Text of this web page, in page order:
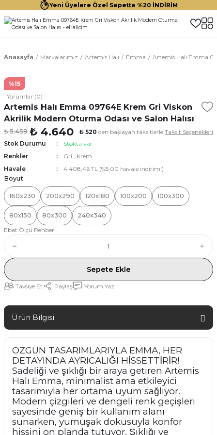
Yeni Üyelere Özel Sepette %20 İNDİRİM
Anasayfa Markalarımız Artemis Halı Emma Artemis Halı Emma
%15
Yorumlar (0)
Artemis Halı Emma 09764E Krem Gri Viskon
Akrilik Modern Oturma Odası ve Salon Halısı
₺ 5.459 ₺ 4.640 ₺ 520 den başlayan taksitlerle!Taksit Seçenekleri
Stok Durumu
Stokta var
Renkler
Gri , Krem
Havale
4.408,46 TL (%5,00 havale indirimi)
Boyut
160x230 200x290 120x180 100x200 100x300
80x150 80x300
240x340
Ebat Ölçü Rehberi
Sepete Ekle
Tavsiye Et Paylaş Yorum Yaz
Ürün Bilgisi
ÖZGÜN TASARIMLARIYLA EMMA, HER
DETAYINDA AYRICALIĞI HİSSETTİRİR!
Sadeliği ve şıklığı bir araya getiren Artemis
Halı Emma, minimalist ama etkileyici
tasarımıyla her ortama uyum sağlıyor.
Modern çizgileri ve dengeli renk geçişleri
sayesinde geniş bir kullanım alanı
sunarken, yumuşak dokusuyla konfor
hissini ön planda tutuyor. Şıklığı ve